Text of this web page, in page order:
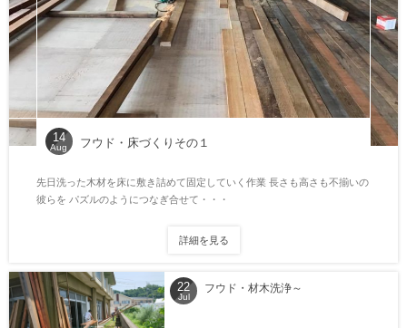
14
Aug フウド・床づくりその１
先日洗った木材を床に敷き詰めて固定していく作業 長さも高さも不揃いの
彼らを パズルのようにつなぎ合せて・・・
詳細を見る
22
Jul
フウド・材木洗浄～